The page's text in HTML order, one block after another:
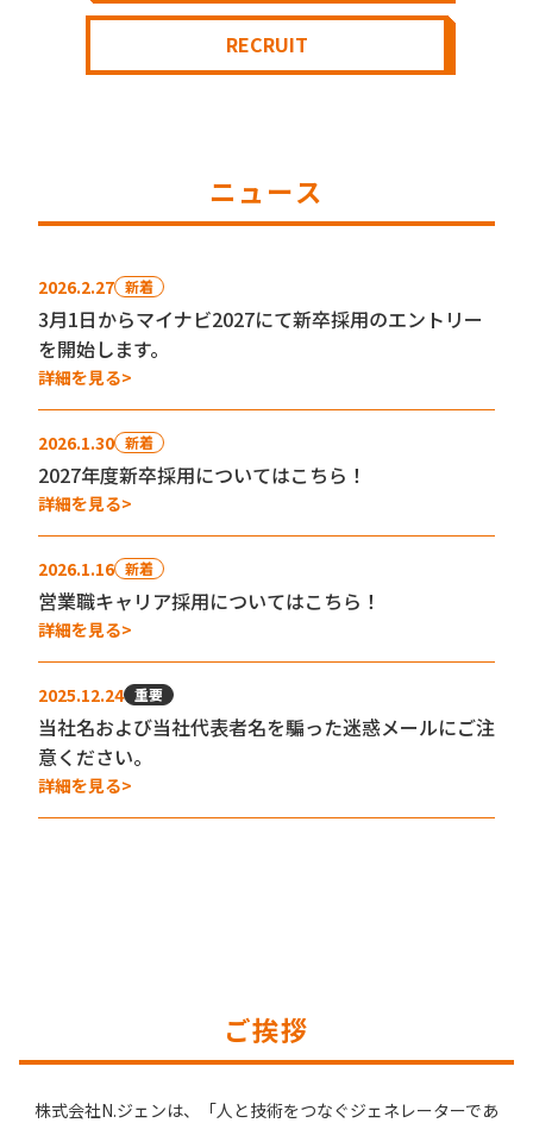
RECRUIT
ニュース
2026.2.27 新着
3月1日からマイナビ2027にて新卒採用のエントリー
を開始します。
詳細を見る
2026.1.30 新着
2027年度新卒採用についてはこちら！
詳細を見る
2026.1.16 新着
営業職キャリア採用についてはこちら！
詳細を見る
2025.12.24 重要
当社名および当社代表者名を騙った迷惑メールにご注
意ください。
詳細を見る
ご挨拶
株式会社N.ジェンは、「人と技術をつなぐジェネレーターであ